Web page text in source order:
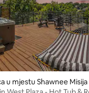
u mjestu Shawnee Misija